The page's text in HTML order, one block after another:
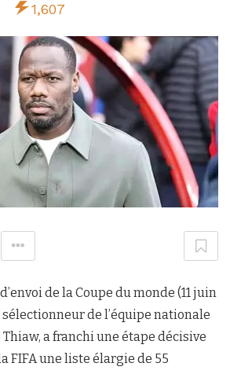
1,607
de la Coupe du monde (11 juin
sélectionneur de l’équipe nationale
Thiaw, a franchi une étape décisive
FIFA une liste élargie de 55